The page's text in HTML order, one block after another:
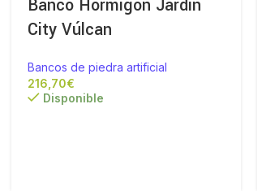
Banco Hormigón Jardín
City Vúlcan
Bancos de piedra artificial
€
Disponible